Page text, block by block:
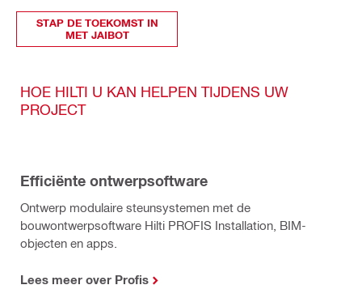
STAP DE TOEKOMST IN
MET JAIBOT
HOE HILTI U KAN HELPEN TIJDENS UW
PROJECT
Efficiënte ontwerpsoftware
Ontwerp modulaire steunsystemen met de
bouwontwerpsoftware Hilti PROFIS Installation, BIM-
objecten en apps.
Lees meer over Profis